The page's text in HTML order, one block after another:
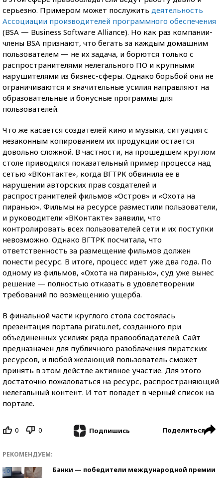
серьезно. Примером может послужить деятельность
Ассоциации производителей программного обеспечения
(BSA — Business Software Alliance). Но как раз компании-
члены BSA признают, что бегать за каждым домашним
пользователем — не их задача, и борются только с
распространителями нелегального ПО и крупными
нарушителями из бизнес-сферы. Однако борьбой они не
ограничиваются и значительные усилия направляют на
образовательные и бонусные программы для
пользователей.
Что же касается создателей кино и музыки, ситуация с
незаконным копированием их продукции остается
довольно сложной. В частности, на прошедшем круглом
столе приводился показательный пример процесса над
сетью «ВКонтакте», когда ВГТРК обвинила ее в
нарушении авторских прав создателей и
распространителей фильмов «Остров» и «Охота на
пиранью». Фильмы на ресурсе разместили пользователи,
и руководители «ВКонтакте» заявили, что
контролировать всех пользователей сети и их поступки
невозможно. Однако ВГТРК посчитала, что
ответственность за размещение фильмов должен
понести ресурс. В итоге, процесс идет уже два года. По
одному из фильмов, «Охота на пиранью», суд уже вынес
решение — полностью отказать в удовлетворении
требований по возмещению ущерба.
В финальной части круглого стола состоялась
презентация портала piratu.net, созданного при
объединенных усилиях ряда правообладателей. Сайт
предназначен для публичного разоблачения пиратских
ресурсов, и любой желающий пользователь сможет
принять в этом действе активное участие. Для этого
достаточно пожаловаться на ресурс, распространяющий
нелегальный контент. И тот попадет в черный список на
портале.
0 0 Подпишись Поделиться
РЕКОМЕНДУЕМ:
Банки — победители международной премии